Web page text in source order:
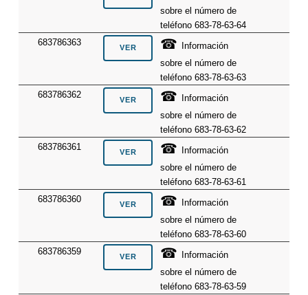
sobre el número de
teléfono 683-78-63-64
683786363
☎
Información
sobre el número de
teléfono 683-78-63-63
683786362
☎
Información
sobre el número de
teléfono 683-78-63-62
683786361
☎
Información
sobre el número de
teléfono 683-78-63-61
683786360
☎
Información
sobre el número de
teléfono 683-78-63-60
683786359
☎
Información
sobre el número de
teléfono 683-78-63-59